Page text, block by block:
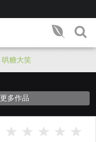
哄糖大笑
更多作品